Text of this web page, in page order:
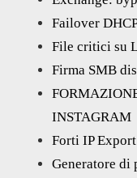
Failover
File critici su
Firma SMB
INSTAGRAM
Forti IP Export
Generatore di